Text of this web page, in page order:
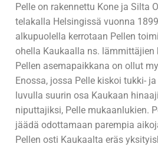
M/S Ilo
M/S Kissakoski
M/S Kuhmo
M/S Madekoski
M/S Noa
M/S Notre Dame
M/S Karali
M/S LYPSYNIEMI
M/S Merikotka
M/S Onkilahti
M/S Remus
M/S Tervaniemi
Pelle on rakennettu Kone ja Silta
telakalla Helsingissä vuonna
alkupuolella kerrotaan Pellen
ohella Kaukaalla ns. lämmittäjien
Pellen asemapaikkana on ollut
Enossa, jossa Pelle kiskoi tukki-
luvulla suurin osa Kaukaan
niputtajiksi, Pelle mukaanlukien.
jäädä odottamaan parempia
Pellen osti Kaukaalta eräs